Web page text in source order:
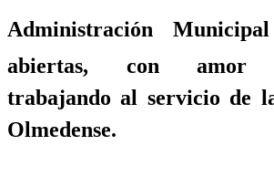
Administración
abiertas, con amor
trabajando al servicio de
Olmedense.